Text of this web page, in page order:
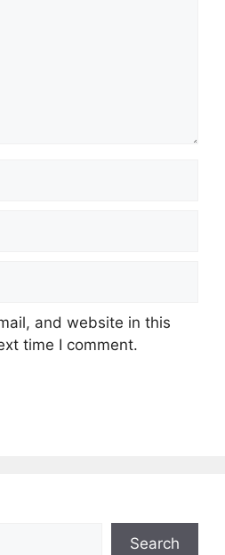
and website in this
time I comment.
Search